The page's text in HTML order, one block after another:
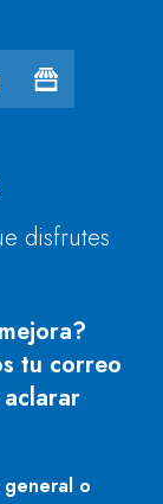
disfrutes
tu correo
o